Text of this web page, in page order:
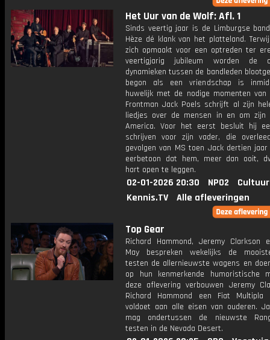
Het Uur van de Wolf: Afl. 1
Sinds veertig jaar is de Limburgse
Hèze dé klank van het platteland.
zich opmaakt voor een optreden ter
veertigjarig jubileum worden de
dynamieken tussen de bandleden
begon als een vriendschap is
huwelijk met de nodige momenten van
Frontman Jack Poels schrijft al zijn
liedjes over de mensen in en om zijn
America. Voor het eerst besluit hij
schrijven voor zijn vader, die
gevolgen van MS toen Jack dertien
eerbetoon dat hem, meer dan ooit,
hart open te leggen.
02-01-2026 20:30 NPO2
Kennis.TV
Alle afleveringen
Top Gear
Richard Hammond, Jeremy Clarkson
May bespreken wekelijks de
testen de allernieuwste wagens en
op hun kenmerkende humoristische
deze aflevering verbouwen Jeremy
Richard Hammond een Fiat
voldoet aan alle eisen van ouderen.
mag ondertussen de nieuwste
testen in de Nevada Desert.